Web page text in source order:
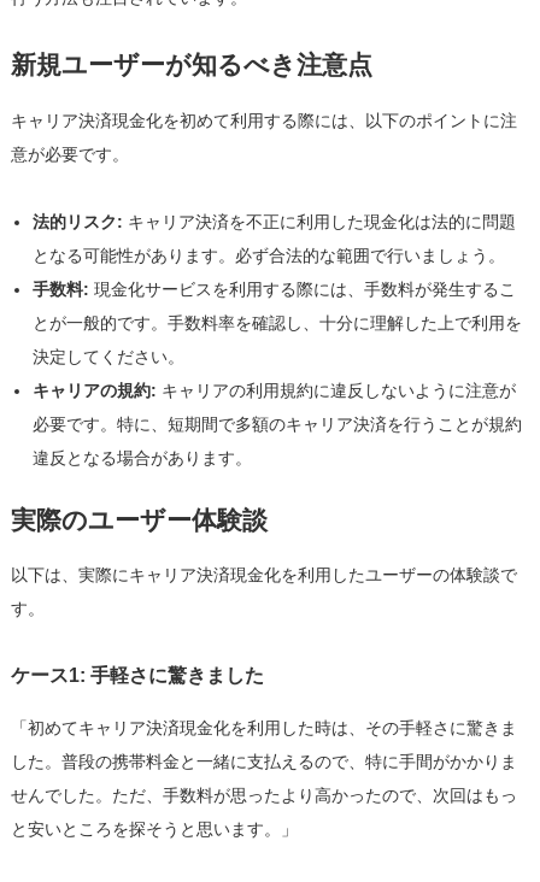
新規ユーザーが知るべき注意点
キャリア決済現金化を初めて利用する際には、以下のポイントに注
意が必要です。
法的リスク: キャリア決済を不正に利用した現金化は法的に問題
となる可能性があります。必ず合法的な範囲で行いましょう。
手数料: 現金化サービスを利用する際には、手数料が発生するこ
とが一般的です。手数料率を確認し、十分に理解した上で利用を
決定してください。
キャリアの規約: キャリアの利用規約に違反しないように注意が
必要です。特に、短期間で多額のキャリア決済を行うことが規約
違反となる場合があります。
実際のユーザー体験談
以下は、実際にキャリア決済現金化を利用したユーザーの体験談で
す。
ケース1: 手軽さに驚きました
「初めてキャリア決済現金化を利用した時は、その手軽さに驚きま
した。普段の携帯料金と一緒に支払えるので、特に手間がかかりま
せんでした。ただ、手数料が思ったより高かったので、次回はもっ
と安いところを探そうと思います。」